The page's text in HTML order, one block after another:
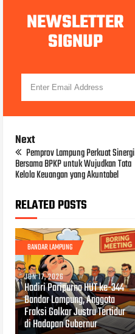
NEWSLETTER
SIGNUP
Next
Pemprov Lampung Perkuat Sinergi
Bersama BPKP untuk Wujudkan Tata
Kelola Keuangan yang Akuntabel
RELATED POSTS
BANDAR LAMPUNG
JUN 17, 2026
Hadiri Paripurna HUT ke-344
Bandar Lampung, Anggota
Fraksi Golkar Justru Tertidur
di Hadapan Gubernur